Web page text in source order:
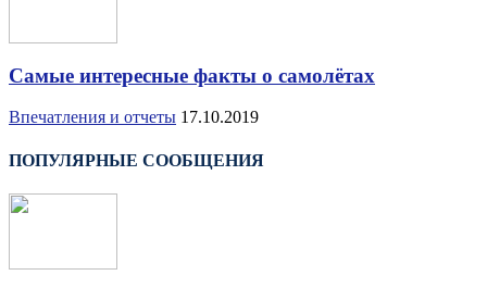
Самые интересные факты о самолётах
Впечатления и отчеты 17.10.2019
ПОПУЛЯРНЫЕ СООБЩЕНИЯ